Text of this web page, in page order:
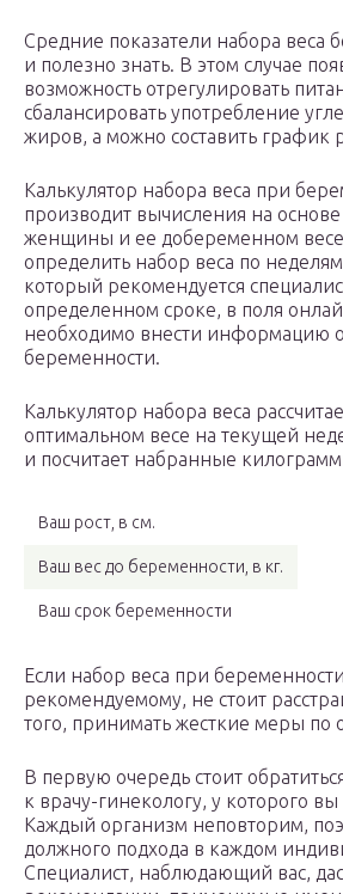
Средние показатели набора веса
и полезно знать. В этом случае
возможность отрегулировать
сбалансировать употребление
жиров, а можно составить график
Калькулятор набора веса при
производит вычисления на
женщины и ее добеременном
определить набор веса по
который рекомендуется
определенном сроке, в поля
необходимо внести информацию
беременности.
Калькулятор набора веса
оптимальном весе на текущей
и посчитает набранные
Ваш рост, в см.
Ваш вес до беременности, в кг.
Ваш срок беременности
Если набор веса при
рекомендуемому, не стоит
того, принимать жесткие меры по
В первую очередь стоит
к врачу-гинекологу, у которого
Каждый организм неповторим,
должного подхода в каждом
Специалист, наблюдающий вас,